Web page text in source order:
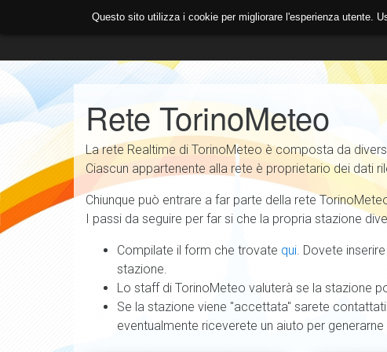
ASSOCIAZIONE OPEN SOURCE & DATA
Rete TorinoMeteo
La rete Realtime di TorinoMeteo è composta da
Ciascun appartenente alla rete è proprietario dei dati
Chiunque può entrare a far parte della rete
I passi da seguire per far si che la propria stazione
Compilate il form che trovate qui. Dovete
stazione.
Lo staff di TorinoMeteo valuterà se la stazione
Se la stazione viene "accettata" sarete
eventualmente riceverete un aiuto per
Questo sito utilizza i cookie per migliorare l'esperienza utente.